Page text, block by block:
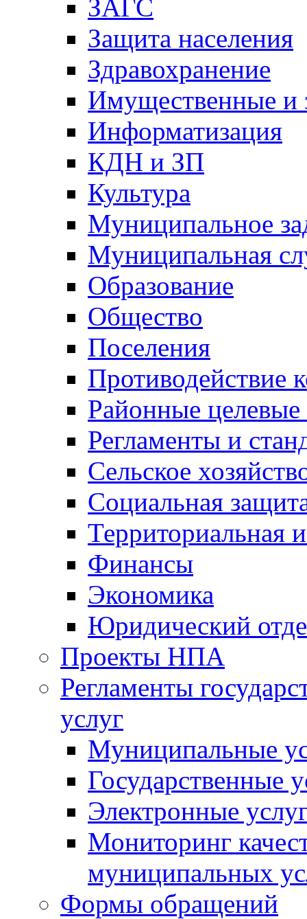
ЗАГС
Защита населения
Здравохранение
Имущественные и
Информатизация
КДН и ЗП
Культура
Муниципальное
Муниципальная
Образование
Общество
Поселения
Противодействие
Районные
Регламенты и
Сельское
Социальная
Территориальная
Финансы
Экономика
Юридический
Проекты НПА
Регламенты
услуг
Муниципальные
Государственные
Электронные
Мониторинг
муниципальных
Формы обращений